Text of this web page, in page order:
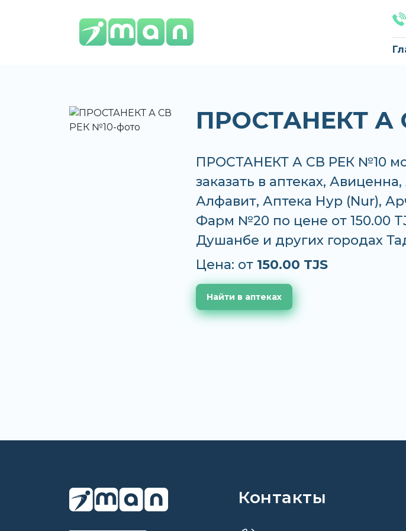
ПРОСТАНЕКТ А
ПРОСТАНЕКТ А СВ РЕК №10
заказать в аптеках,
Алфавит, Аптека Нур (Nur),
Фарм №20 по цене от 150.00
Душанбе и других городах
Цена: от 150.00 TJS
Найти в аптеках
Контакты